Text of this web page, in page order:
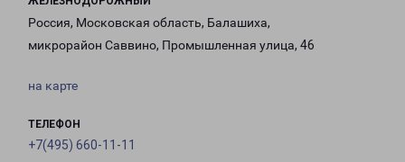
Россия, Московская область, Балашиха,
микрорайон Саввино, Промышленная улица, 46
на карте
ТЕЛЕФОН
+7(495) 660-11-11